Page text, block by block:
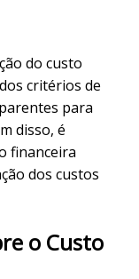
do custo
critérios de
para
disso, é
financeira
dos custos
o Custo